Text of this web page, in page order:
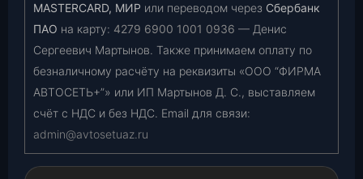
MASTERCARD, МИР или переводом через Сбербанк
ПАО на карту: 4279 6900 1001 0936 — Денис
Сергеевич Мартынов. Также принимаем оплату по
безналичному расчёту на реквизиты «ООО “ФИРМА
АВТОСЕТЬ+”» или ИП Мартынов Д. С., выставляем
счёт с НДС и без НДС. Email для связи:
admin@avtosetuaz.ru